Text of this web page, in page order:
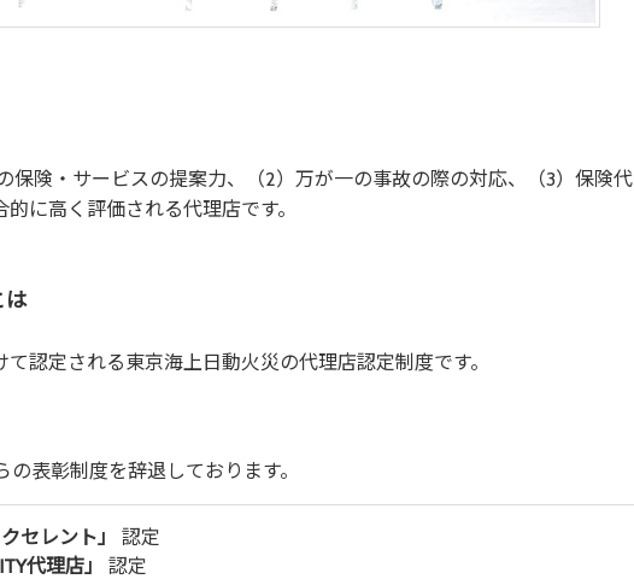
保険・サービスの提案力、（2）万が一の事故の際の対応、（3）保険代
に高く評価される代理店です。
は
認定される東京海上日動火災の代理店認定制度です。
表彰制度を辞退しております。
セレント」
認定
代理店」 認定